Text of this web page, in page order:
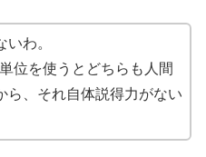
わ。
位を使うとどちらも人間
ら、それ自体説得力がない